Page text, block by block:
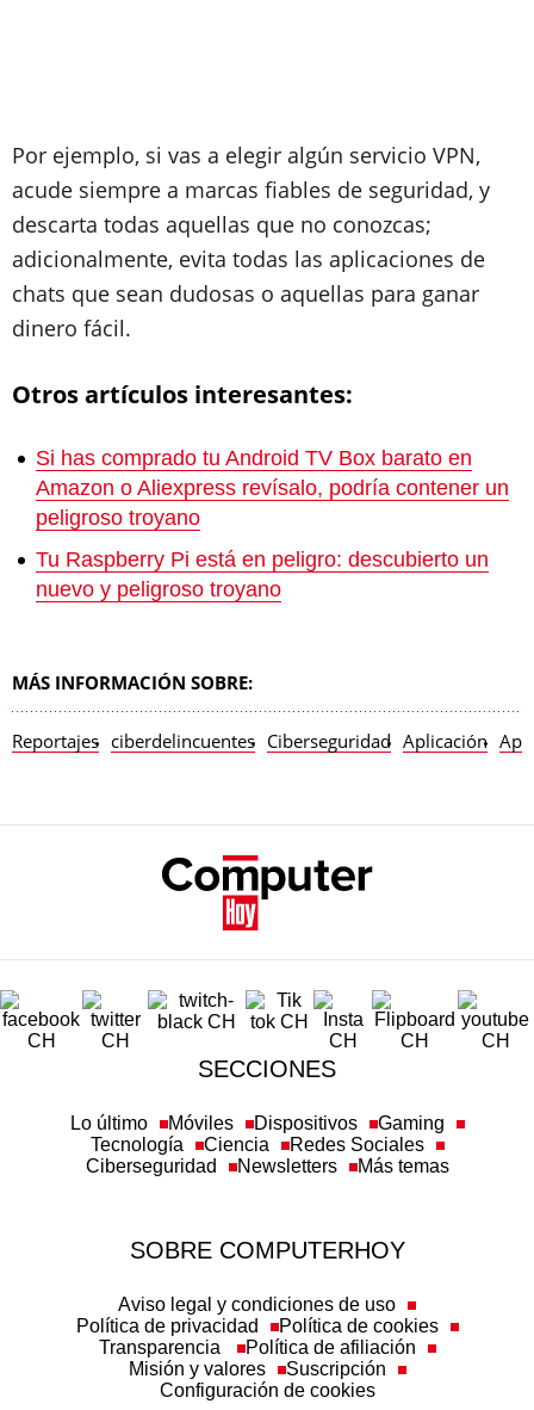
Por ejemplo, si vas a elegir algún servicio VPN,
acude siempre a marcas fiables de seguridad, y
descarta todas aquellas que no conozcas;
adicionalmente, evita todas las aplicaciones de
chats que sean dudosas o aquellas para ganar
dinero fácil.
Otros artículos interesantes:
Si has comprado tu Android TV Box barato en
Amazon o Aliexpress revísalo, podría contener un
peligroso troyano
Tu Raspberry Pi está en peligro: descubierto un
nuevo y peligroso troyano
MÁS INFORMACIÓN SOBRE:
Reportajes ciberdelincuentes Ciberseguridad Aplicación
SECCIONES
Lo último Móviles Dispositivos
Gaming
Tecnología
Ciencia
Redes Sociales
Ciberseguridad
Newsletters Más temas
SOBRE COMPUTERHOY
Aviso legal y condiciones de uso
Política de privacidad
Política de cookies
Transparencia
Política de afiliación
Misión y valores
Suscripción
Configuración de cookies